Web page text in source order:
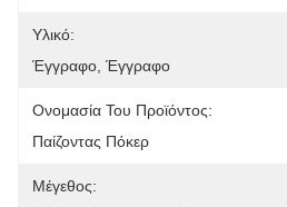
Υλικό:
Έγγραφο, Έγγραφο
Ονομασία Του Προϊόντος:
Παίζοντας Πόκερ
Μέγεθος: